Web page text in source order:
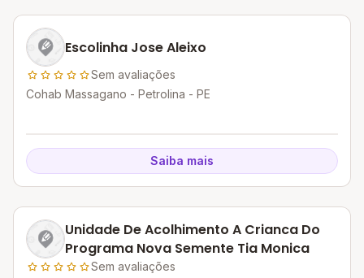
Escolinha Jose Aleixo
Sem avaliações
Cohab Massagano - Petrolina - PE
Saiba mais
Unidade De Acolhimento A Crianca Do
Programa Nova Semente Tia Monica
Sem avaliações